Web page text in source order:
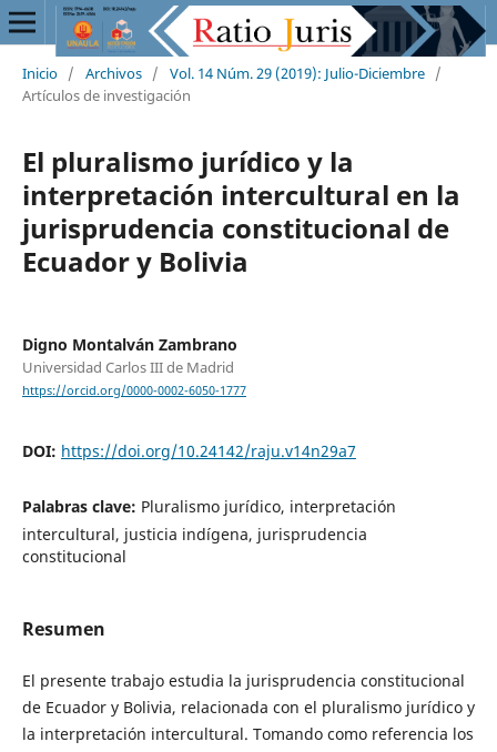
Inicio / Archivos / Vol. 14 Núm. 29 (2019): Julio-Diciembre /
Artículos de investigación
El pluralismo jurídico y la
interpretación intercultural en la
jurisprudencia constitucional de
Ecuador y Bolivia
Digno Montalván Zambrano
Universidad Carlos III de Madrid
https://orcid.org/0000-0002-6050-1777
DOI: https://doi.org/10.24142/raju.v14n29a7
Palabras clave: Pluralismo jurídico, interpretación
intercultural, justicia indígena, jurisprudencia
constitucional
Resumen
El presente trabajo estudia la jurisprudencia constitucional
de Ecuador y Bolivia, relacionada con el pluralismo jurídico y
la interpretación intercultural. Tomando como referencia los